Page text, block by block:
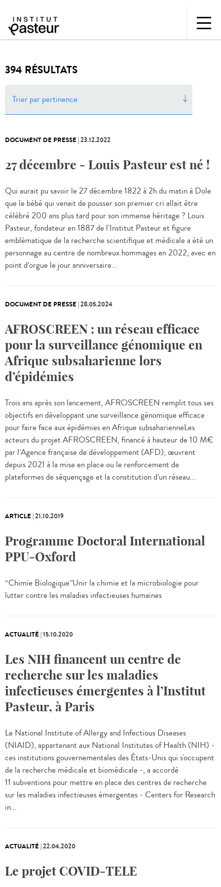
394 RÉSULTATS
Trier par pertinence
DOCUMENT DE PRESSE |23.12.2022
27 décembre - Louis Pasteur est né !
Qui aurait pu savoir le 27 décembre 1822 à 2h du matin à Dole
que le bébé qui venait de pousser son premier cri allait être
célébré 200 ans plus tard pour son immense héritage ? Louis
Pasteur, fondateur en 1887 de l'Institut Pasteur et figure
emblématique de la recherche scientifique et médicale a été un
personnage au centre de nombreux hommages en 2022, avec en
point d’orgue le jour anniversaire...
DOCUMENT DE PRESSE |28.05.2024
AFROSCREEN : un réseau efficace
pour la surveillance génomique en
Afrique subsaharienne lors
d’épidémies
Trois ans après son lancement, AFROSCREEN remplit tous ses
objectifs en développant une surveillance génomique efficace
pour faire face aux épidémies en Afrique subsaharienneLes
acteurs du projet AFROSCREEN, financé à hauteur de 10 M€
par l’Agence française de développement (AFD), œuvrent
depuis 2021 à la mise en place ou le renforcement de
plateformes de séquençage et la constitution d’un réseau...
ARTICLE |21.10.2019
Programme Doctoral International
PPU-Oxford
“Chimie Biologique”Unir la chimie et la microbiologie pour
lutter contre les maladies infectieuses humaines
ACTUALITÉ |15.10.2020
Les NIH financent un centre de
recherche sur les maladies
infectieuses émergentes à l’Institut
Pasteur, à Paris
Le National Institute of Allergy and Infectious Diseases
(NIAID), appartenant aux National Institutes of Health (NIH) -
ces institutions gouvernementales des États-Unis qui s'occupent
de la recherche médicale et biomédicale -, a accordé
11 subventions pour mettre en place des centres de recherche
sur les maladies infectieuses émergentes - Centers for Research
in...
ACTUALITÉ |22.04.2020
Le projet COVID-TELE